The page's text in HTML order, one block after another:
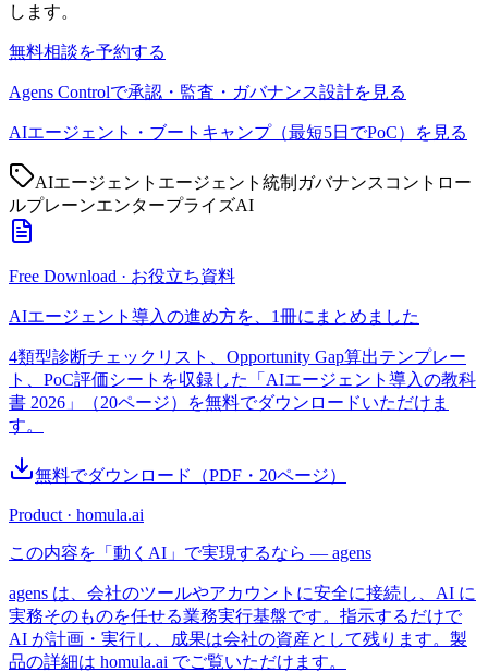
します。
無料相談を予約する
Agens Controlで承認・監査・ガバナンス設計を見る
AIエージェント・ブートキャンプ（最短5日でPoC）を見る
AIエージェント エージェント統制 ガバナンス コントロー
ルプレーンエンタープライズAI
Free Download · お役立ち資料
AIエージェント導入の進め方を、1冊にまとめました
4類型診断チェックリスト、Opportunity Gap算出テンプレー
ト、PoC評価シートを収録した「AIエージェント導入の教科
書 2026」（20ページ）を無料でダウンロードいただけま
す。
無料でダウンロード （PDF・ 20ページ）
Product · homula.ai
この内容を「動くAI」で実現するなら — agens
agens は、会社のツールやアカウントに安全に接続し、AI に
実務そのものを任せる業務実行基盤です。指示するだけで
AI が計画・実行し、成果は会社の資産として残ります。製
品の詳細は homula.ai でご覧いただけます。